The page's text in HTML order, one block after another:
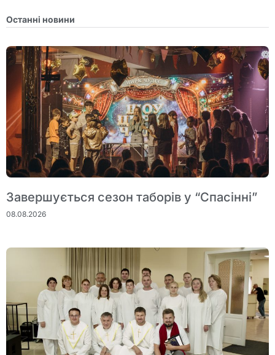
Останні новини
Завершується сезон таборів у “Спасінні”
08.08.2026